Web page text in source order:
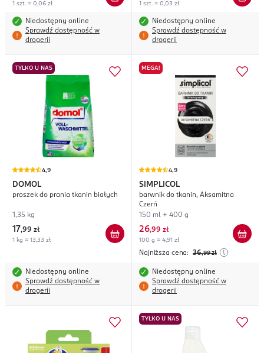
1 szt. = 0,06 zł
Niedostępny online
Sprawdź dostępność w
drogerii
1 szt. = 0,03 zł
Niedostępny online
Sprawdź dostępność w
drogerii
TYLKO U NAS
4,9
DOMOL
proszek do prania tkanin białych
1,35 kg
17,99 zł
1 kg = 13,33 zł
Niedostępny online
Sprawdź dostępność w
drogerii
MEGA!
4,9
SIMPLICOL
barwnik do tkanin, Aksamitna
Czerń
150 ml + 400 g
26,99 zł
100 g = 4,91 zł
Najniższa cena: 36,99 zł
Niedostępny online
Sprawdź dostępność w
drogerii
TYLKO U NAS